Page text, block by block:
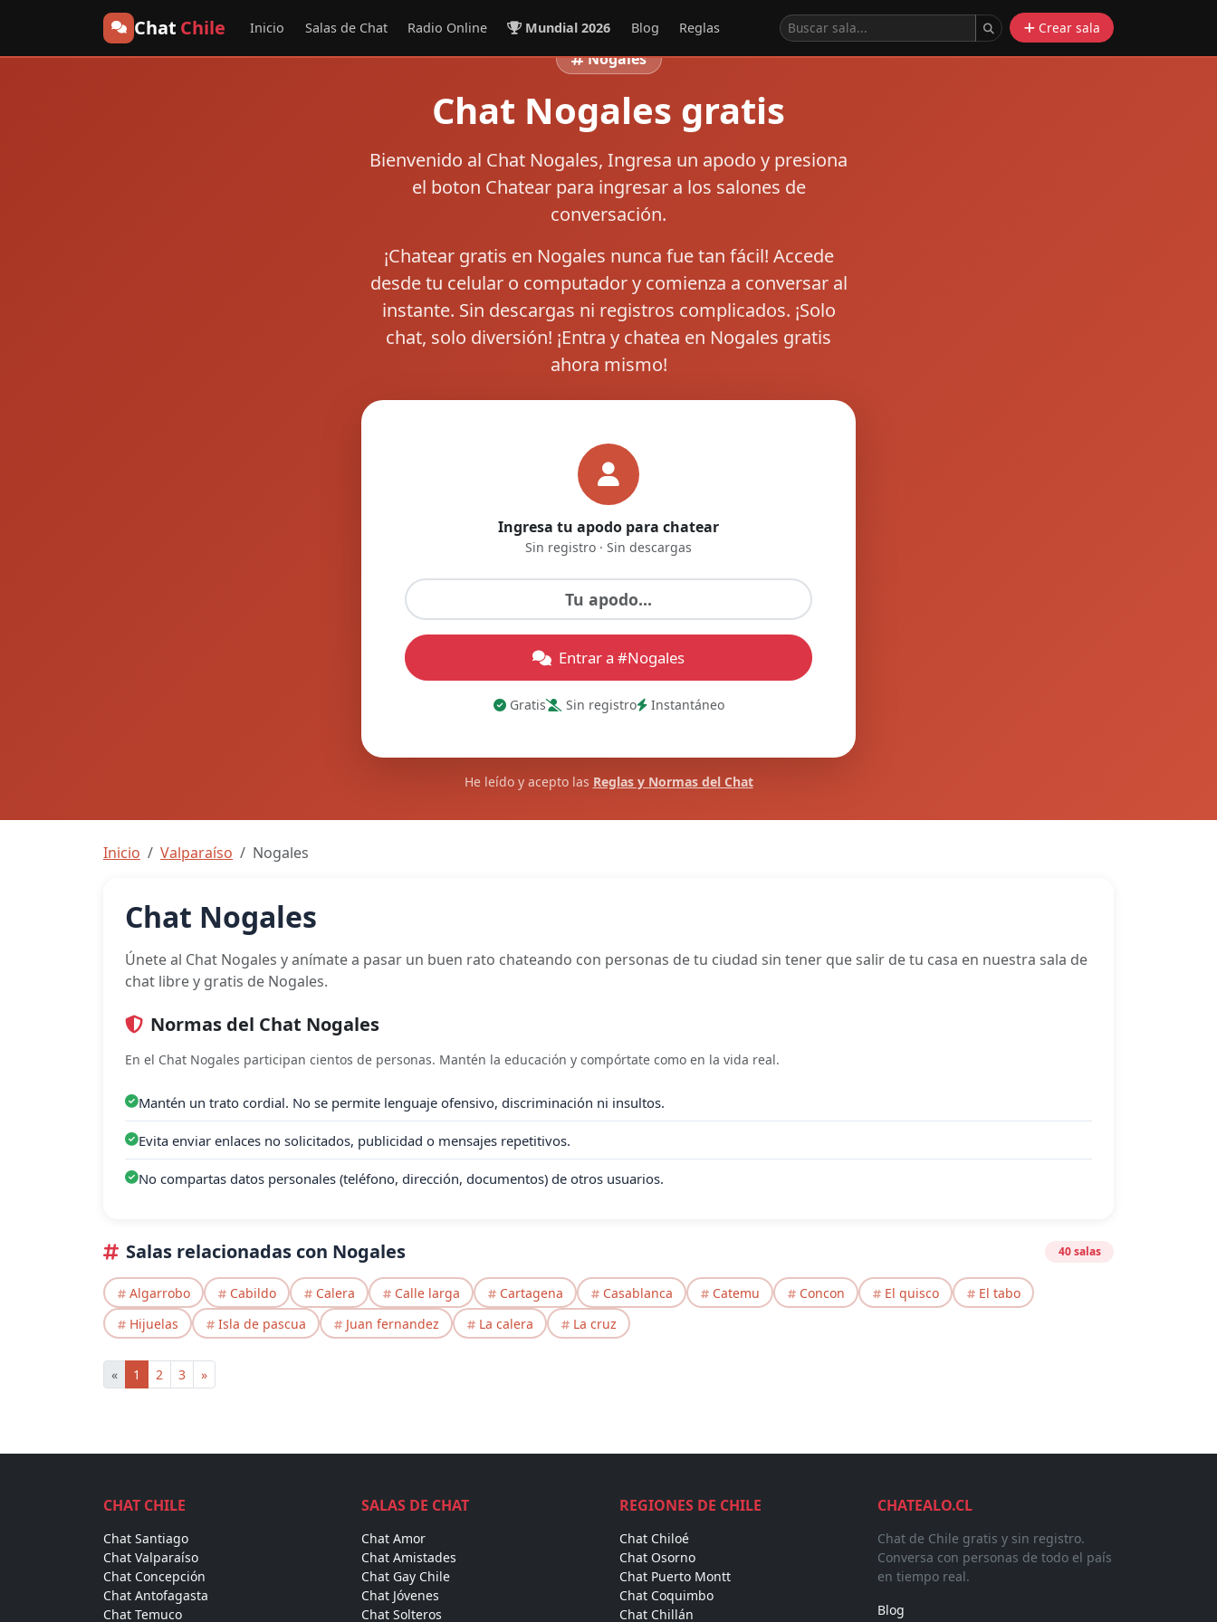
Chat Chile Inicio Salas de Chat Radio Online Mundial 2026 Blog Reglas Crear sala
Nogales
Chat Nogales gratis
Bienvenido al Chat Nogales, Ingresa un apodo y presiona
el boton Chatearpara ingresar a los salones de
conversación.
¡Chatear gratis en Nogales nunca fue tan fácil! Accede
desde tu celular o computador y comienza a conversar al
instante. Sin descargas ni registros complicados. ¡Solo
chat, solo diversión! ¡Entra y chatea en Nogales gratis
ahora mismo!
Ingresa tu apodo para chatear
Sin registro · Sin descargas
Entrar a #Nogales
Gratis Sin registro Instantáneo
He leído y acepto las Reglas y Normas del Chat
Inicio Valparaíso Nogales
Chat Nogales
Únete al Chat Nogales y anímate a pasar un buen rato chateando con personas de tu ciudad sin tener que salir de tu casa en nuestra sala de
chat libre y gratis de Nogales.
Normas del Chat Nogales
En el Chat Nogales participan cientos de personas. Mantén la educación y compórtate como en la vida real.
Mantén un trato cordial. No se permite lenguaje ofensivo, discriminación ni insultos.
Evita enviar enlaces no solicitados, publicidad o mensajes repetitivos.
No compartas datos personales (teléfono, dirección, documentos) de otros usuarios.
Salas relacionadas con Nogales 40 salas
Algarrobo Cabildo Calera Calle larga Cartagena Casablanca Catemu Concon El quisco
El tabo
Hijuelas
Isla de pascua Juan fernandez La calera La cruz
« 1 2 3 »
CHAT CHILE
Chat Santiago
Chat Valparaíso
Chat Concepción
Chat Antofagasta
Chat Temuco
SALAS DE CHAT
Chat Amor
Chat Amistades
Chat Gay Chile
Chat Jóvenes
Chat Solteros
REGIONES DE CHILE
Chat Chiloé
Chat Osorno
Chat Puerto Montt
Chat Coquimbo
Chat Chillán
CHATEALO.CL
Chat de Chile gratis y sin registro.
Conversa con personas de todo el país
en tiempo real.
Blog